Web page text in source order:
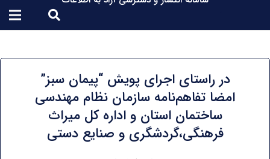
در راستای اجرای پویش “پیمان سبز”
امضا تفاهم‌نامه سازمان نظام مهندسی
ساختمان استان و اداره کل میراث
فرهنگی،گردشگری و صنایع دستی